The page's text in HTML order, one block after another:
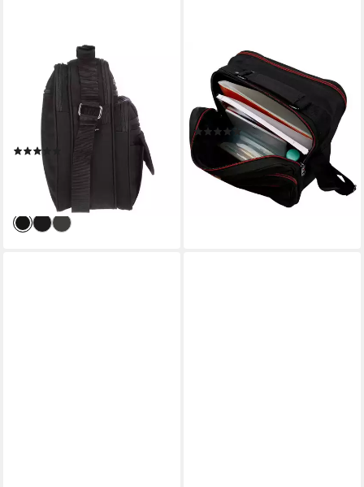
CHRISTIAN WIPPERMANN
Businesstasche Große Herren
Damen Tasche
Umhängetasche Flugbegleiter
(1-tlg), Arbeitstasche
Messenger (9)
27,95 € 39,95 €
lieferbar - in 2-3 Werktagen bei dir
CHRISTIAN WIPPERMANN
Umhängetasche Herren
Tasche Arbeitstasche
Umhängetasche Bag (1-tlg)
(1)
34,95 € UVP49,95 €
-30%
lieferbar - in 2-3 Werktagen bei dir